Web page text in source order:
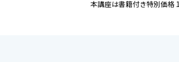
本講座は書籍付き特別価格